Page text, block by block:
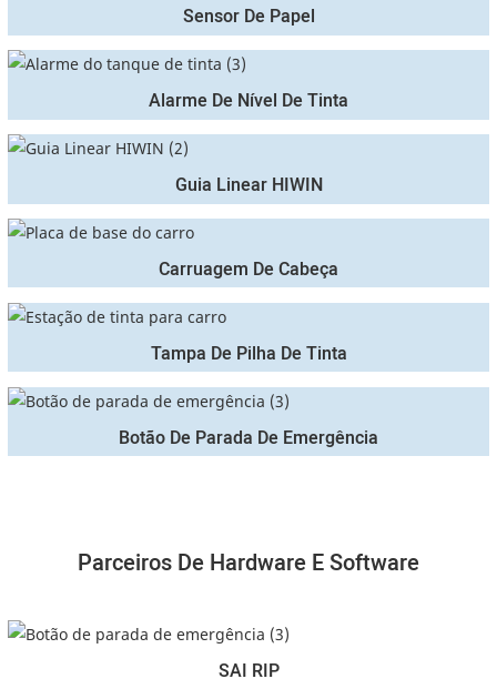
Sensor De Papel
Alarme De Nível De Tinta
Guia Linear HIWIN
Carruagem De Cabeça
Tampa De Pilha De Tinta
Botão De Parada De Emergência
Parceiros De Hardware E Software
SAI RIP